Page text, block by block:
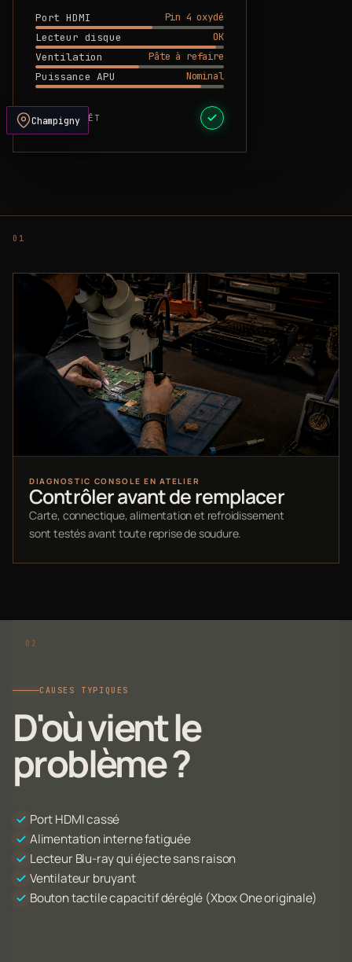
Port HDMI
Pin 4 oxydé
Lecteur disque
OK
Ventilation
Pâte à refaire
Puissance APU
Nominal
DEVIS PRÊT
Champigny
DIAGNOSTIC CONSOLE EN ATELIER
Contrôler avant de remplacer
Carte, connectique, alimentation et refroidissement
sont testés avant toute reprise de soudure.
CAUSES TYPIQUES
D'où vient le
problème ?
Port HDMI cassé
Alimentation interne fatiguée
Lecteur Blu-ray qui éjecte sans raison
Ventilateur bruyant
Bouton tactile capacitif déréglé (Xbox One originale)